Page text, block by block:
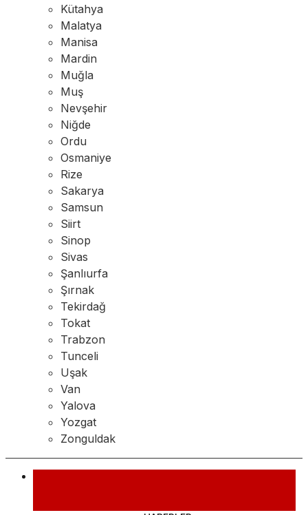
Kütahya
Malatya
Manisa
Mardin
Muğla
Muş
Nevşehir
Niğde
Ordu
Osmaniye
Rize
Sakarya
Samsun
Siirt
Sinop
Sivas
Şanlıurfa
Şırnak
Tekirdağ
Tokat
Trabzon
Tunceli
Uşak
Van
Yalova
Yozgat
Zonguldak